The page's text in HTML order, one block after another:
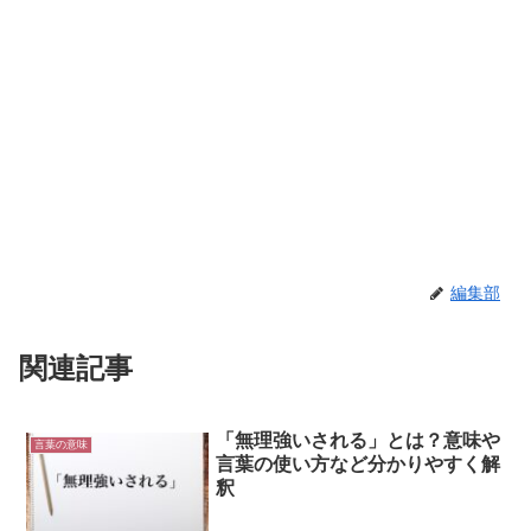
編集部
関連記事
言葉の意味
「無理強いされる」とは？意味や
言葉の使い方など分かりやすく解
釈